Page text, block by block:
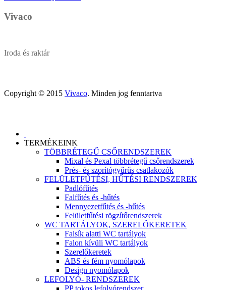
Vivaco
Iroda és raktár
Copyright © 2015 Vivaco. Minden jog fenntartva
TERMÉKEINK
TÖBBRÉTEGŰ CSŐRENDSZEREK
Mixal és Pexal többrétegű csőrendszerek
Prés- és szorítógyűrűs csatlakozók
FELÜLETFŰTÉSI, HŰTÉSI RENDSZEREK
Padlófűtés
Falfűtés és -hűtés
Mennyezetfűtés és -hűtés
Felületfűtési rögzítőrendszerek
WC TARTÁLYOK, SZERELŐKERETEK
Falsík alatti WC tartályok
Falon kívüli WC tartályok
Szerelőkeretek
ABS és fém nyomólapok
Design nyomólapok
LEFOLYÓ- RENDSZEREK